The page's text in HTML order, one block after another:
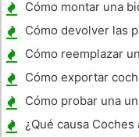
Cómo montar una
Cómo devolver las
Cómo reemplazar
Chevy Malibu
Cómo exportar
Estados Unidos
Cómo probar una
¿Qué causa Coches